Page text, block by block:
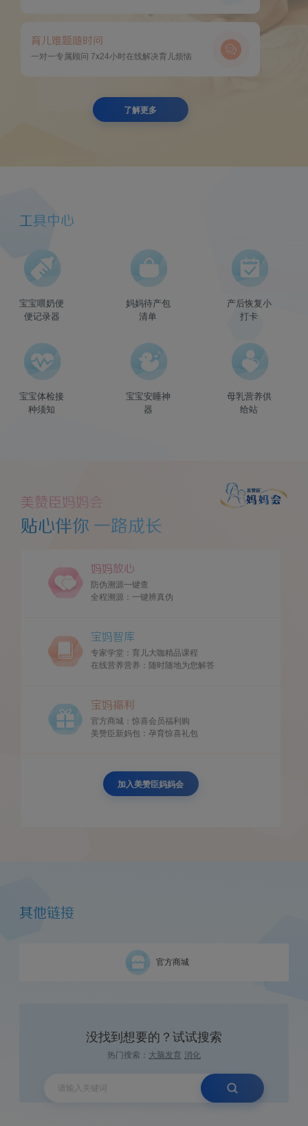
育儿难题随时问
一对一专属顾问 7x24小时在线解决育儿烦恼
了解更多
工具中心
宝宝喂奶便
便记录器
妈妈待产包
清单
产后恢复小
打卡
宝宝体检接
种须知
宝宝安睡神
器
母乳营养供
给站
美赞臣妈妈会
贴心伴你 一路成长
妈妈放心
防伪溯源一键查
全程溯源：一键辨真伪
宝妈智库
专家学堂：育儿大咖精品课程
在线营养营养：随时随地为您解答
宝妈福利
官方商城：惊喜会员福利购
美赞臣新妈包：孕育惊喜礼包
加入美赞臣妈妈会
其他链接
官方商城
没找到想要的？试试搜索
热门搜索： 大脑发育 消化